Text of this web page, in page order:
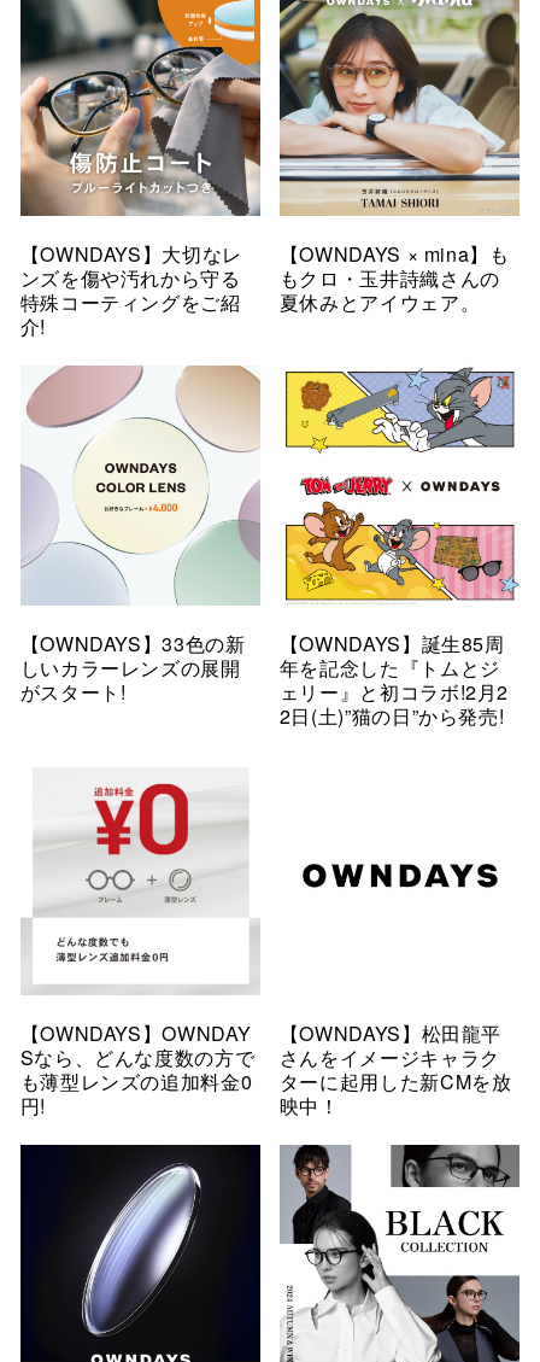
【OWNDAYS】大切なレ
ンズを傷や汚れから守る
特殊コーティングをご紹
介!
【OWNDAYS × mina】も
もクロ・玉井詩織さんの
夏休みとアイウェア。
【OWNDAYS】33色の新
しいカラーレンズの展開
がスタート!
【OWNDAYS】誕生85周
年を記念した『トムとジ
ェリー』と初コラボ!2月2
2日(土)”猫の日”から発売!
【OWNDAYS】OWNDAY
Sなら、どんな度数の方で
も薄型レンズの追加料金0
円!
【OWNDAYS】松田龍平
さんをイメージキャラク
ターに起用した新CMを放
映中！